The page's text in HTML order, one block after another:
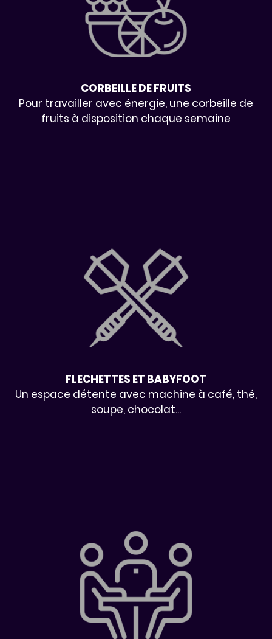
CORBEILLE DE FRUITS
Pour travailler avec énergie, une corbeille de
fruits à disposition chaque semaine
FLECHETTES ET BABYFOOT
Un espace détente avec machine à café, thé,
soupe, chocolat...